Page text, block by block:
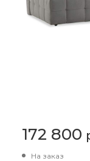
172 800
На заказ